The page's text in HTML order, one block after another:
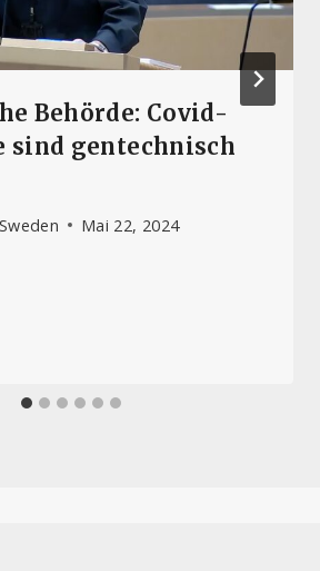
Behörde: Covid-
sind gentechnisch
Mai 22, 2024